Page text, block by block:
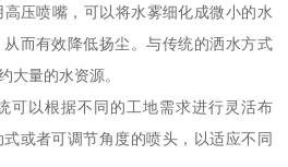
压喷嘴，可以将水雾细化成微小的水
而有效降低扬尘。与传统的洒水方式
大量的水资源。
可以根据不同的工地需求进行灵活布
或者可调节角度的喷头，以适应不同